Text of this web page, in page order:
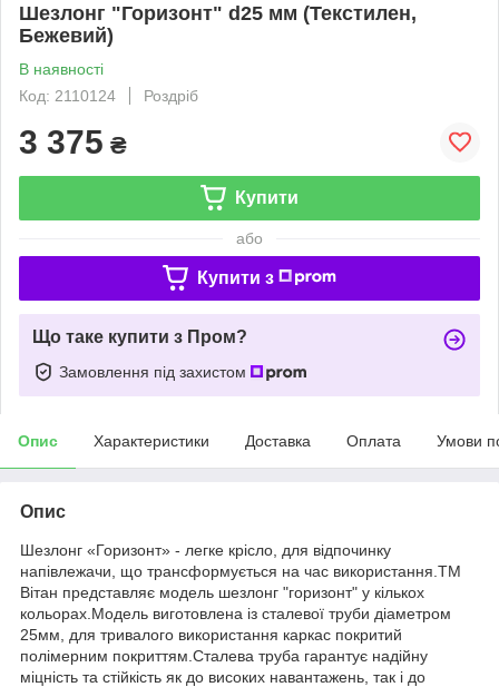
Шезлонг "Горизонт" d25 мм (Текстилен,
Бежевий)
В наявності
Код: 2110124
Роздріб
3 375 ₴
Купити
або
Купити з
Що таке купити з Пром?
Замовлення під захистом
Опис Характеристики Доставка Оплата Умови
Опис
Шезлонг «Горизонт» - легке крісло, для відпочинку
напівлежачи, що трансформується на час використання.ТМ
Вітан представляє модель шезлонг "горизонт" у кількох
кольорах.Модель виготовлена із сталевої труби діаметром
25мм, для тривалого використання каркас покритий
полімерним покриттям.Сталева труба гарантує надійну
міцність та стійкість як до високих навантажень, так і до